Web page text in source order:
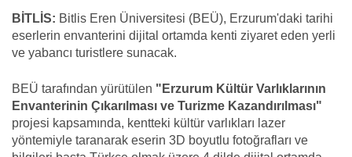
BİTLİS: Bitlis Eren Üniversitesi (BEÜ), Erzurum'daki tarihi
eserlerin envanterini dijital ortamda kenti ziyaret eden yerli
ve yabancı turistlere sunacak.
BEÜ tarafından yürütülen "Erzurum Kültür Varlıklarının
Envanterinin Çıkarılması ve Turizme Kazandırılması"
projesi kapsamında, kentteki kültür varlıkları lazer
yöntemiyle taranarak eserin 3D boyutlu fotoğrafları ve